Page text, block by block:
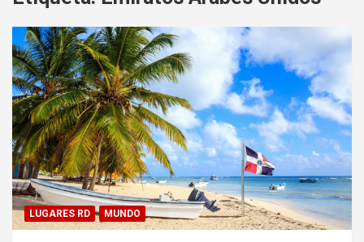
LUGARES RD MUNDO